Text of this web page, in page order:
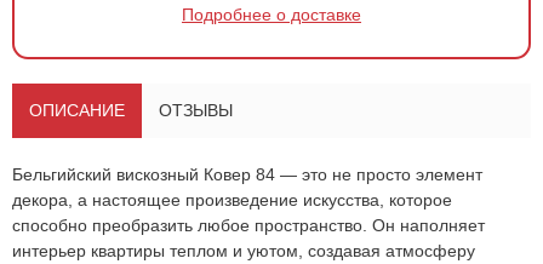
Подробнее о доставке
ОПИСАНИЕ ОТЗЫВЫ
Бельгийский вискозный Ковер 84 — это не просто элемент
декора, а настоящее произведение искусства, которое
способно преобразить любое пространство. Он наполняет
интерьер квартиры теплом и уютом, создавая атмосферу